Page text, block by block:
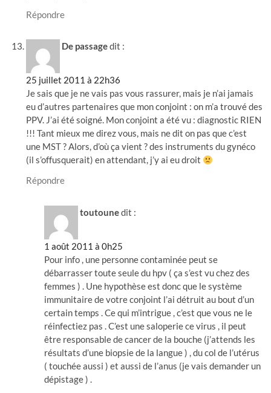
Répondre
De passagedit :
25 juillet 2011 à 22h36
Je sais que je ne vais pas vous rassurer, mais je n’ai jamais
eu d’autres partenaires que mon conjoint : on m’a trouvé des
PPV. J’ai été soigné. Mon conjoint a été vu : diagnostic RIEN
!!! Tant mieux me direz vous, mais ne dit on pas que c’est
une MST ? Alors, d’où ça vient ? des instruments du gynéco
(il s’offusquerait) en attendant, j’y ai eu droit
Répondre
toutounedit :
1 août 2011 à 0h25
Pour info , une personne contaminée peut se
débarrasser toute seule du hpv ( ça s’est vu chez des
femmes ) . Une hypothèse est donc que le système
immunitaire de votre conjoint l’ai détruit au bout d’un
certain temps . Ce qui m’intrigue , c’est que vous ne le
réinfectiez pas . C’est une saloperie ce virus , il peut
être responsable de cancer de la bouche (j’attends les
résultats d’une biopsie de la langue ) , du col de l’utérus
( touchée aussi ) et aussi de l’anus (je vais demander un
dépistage ) .